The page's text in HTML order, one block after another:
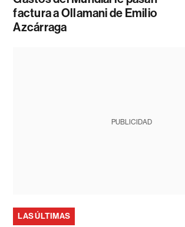
factura a Ollamani de Emilio
Azcárraga
PUBLICIDAD
LAS ÚLTIMAS